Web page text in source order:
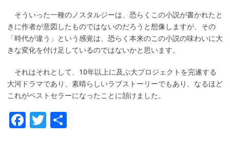
そういった一種のノスタルジーは、恐らくこの小説が書かれたと
きに作者が意図したものではないのだろうと想像しますが、その
「時代が違う」という感覚は、恐らく本来のこの小説の味わいに大
きな変化を付け足しているのではないかと思います。
それはそれとして、10年以上に及ぶ大プロジェクトを完遂する
大河ドラマであり、素晴らしいラブストーリーでもあり、なるほど
これがベストセラーになったことに頷けました。
Fa
T